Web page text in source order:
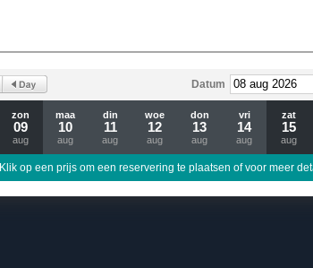
Datum
zon
09
aug
maa
10
aug
din
11
aug
woe
12
aug
don
13
aug
vri
14
aug
zat
15
aug
Klik op een prijs om een reservering te plaatsen of voor meer